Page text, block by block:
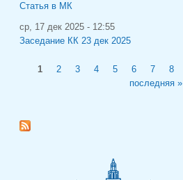
Статья в МК
ср, 17 дек 2025 - 12:55
Заседание КК 23 дек 2025
Страницы
1 2 3 4 5 6 7 8
последняя »